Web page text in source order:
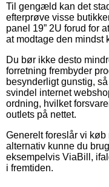
Til gengæld kan det
efterprøve visse
panel 19” 2U forud for
at modtage den mindst
Du bør ikke desto
forretning frembyder
besynderligt gunstig,
svindel internet
ordning, hvilket
outlets på nettet.
Generelt foreslår vi
alternativ kunne du
eksempelvis ViaBill,
i fremtiden.